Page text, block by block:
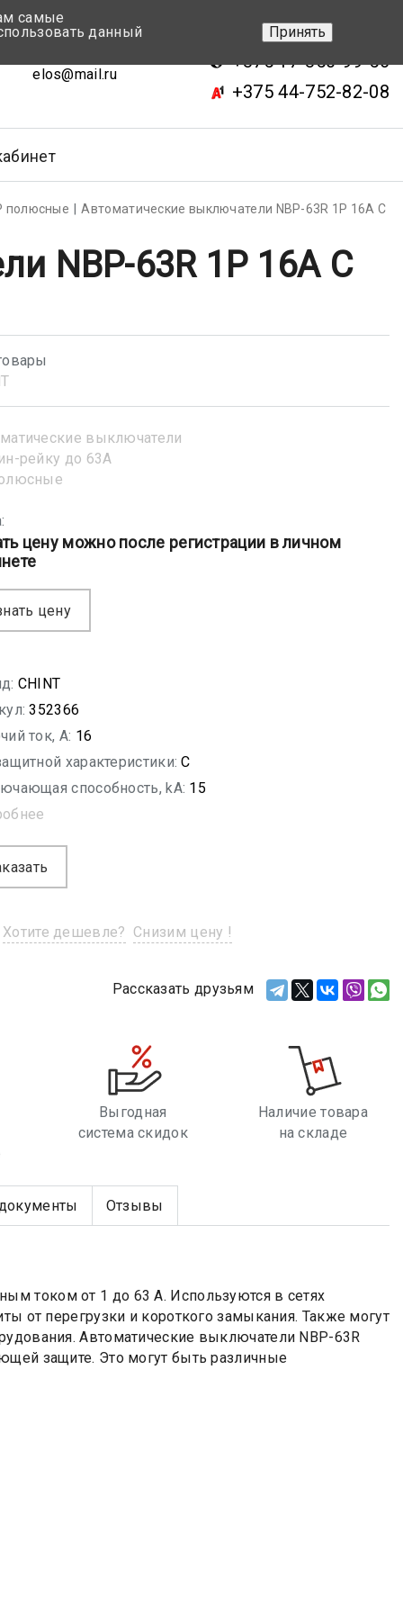
elos@mail.ru
+375 17-343-46-70
+375 17-350-99-56
+375 44-752-82-08
полюсные
Автоматические выключатели NBP-63R 1P 16A С
NBP-63R 1P 16A С
выключатели
рейку до 63А
цену можно после регистрации в личном
цену
CHINT
352366
ток, A: 16
характеристики: C
способность, kA: 15
Хотите дешевле? Снизим цену !
Рассказать друзьям
Выгодная
система скидок
Наличие товара
на складе
Отзывы
током от 1 до 63 А. Используются в сетях
от перегрузки и короткого замыкания. Также могут
Автоматические выключатели NBP-63R
защите. Это могут быть различные
самые
данный
Принять